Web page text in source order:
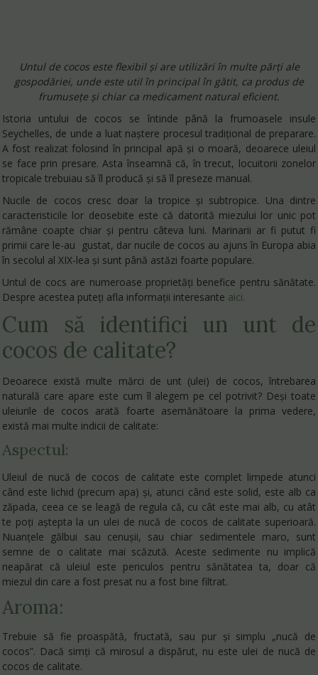
Untul de cocos este flexibil și are utilizări în multe părți ale
gospodăriei, unde este util în principal în gătit, ca produs de
frumusețe și chiar ca medicament natural eficient.
Istoria untului de cocos se întinde până la frumoasele insule
Seychelles, de unde a luat naștere procesul tradițional de preparare.
A fost realizat folosind în principal apă și o moară, deoarece uleiul
se face prin presare. Asta înseamnă că, în trecut, locuitorii zonelor
tropicale trebuiau să îl producă și să îl preseze manual.
Nucile de cocos cresc doar la tropice și subtropice. Una dintre
caracteristicile lor deosebite este că datorită miezului lor unic pot
rămâne coapte chiar și pentru câteva luni. Marinarii ar fi putut fi
primii care le-au gustat, dar nucile de cocos au ajuns în Europa abia
în secolul al XIX-lea și sunt până astăzi foarte populare.
Untul de cocs are numeroase proprietăți benefice pentru sănătate.
Despre acestea puteți afla informații interesante aici.
Cum să identifici un unt de
cocos de calitate?
Deoarece există multe mărci de unt (ulei) de cocos, întrebarea
naturală care apare este cum îl alegem pe cel potrivit? Deși toate
uleiurile de cocos arată foarte asemănătoare la prima vedere,
există mai multe indicii de calitate:
Aspectul:
Uleiul de nucă de cocos de calitate este complet limpede atunci
când este lichid (precum apa) și, atunci când este solid, este alb ca
zăpada, ceea ce se leagă de regula că, cu cât este mai alb, cu atât
te poți aștepta la un ulei de nucă de cocos de calitate superioară.
Nuanțele gălbui sau cenușii, sau chiar sedimentele maro, sunt
semne de o calitate mai scăzută. Aceste sedimente nu implică
neapărat că uleiul este periculos pentru sănătatea ta, doar că
miezul din care a fost presat nu a fost bine filtrat.
Aroma:
Trebuie să fie proaspătă, fructată, sau pur și simplu „nucă de
cocos”. Dacă simți că mirosul a dispărut, nu este ulei de nucă de
cocos de calitate.